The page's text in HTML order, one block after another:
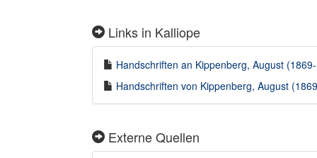
Links in Kalliope
Handschriften an Kippenberg, August
Handschriften von Kippenberg, August
Externe Quellen